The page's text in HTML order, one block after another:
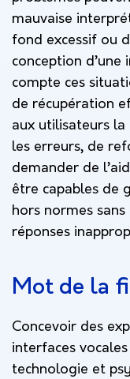
mauvaise
fond excessif ou
conception
compte ces
de récupération
aux utilisateurs
les erreurs, de
demander de
être capables de
hors normes
réponses
Mot de la
Concevoir des
interfaces
technologie et